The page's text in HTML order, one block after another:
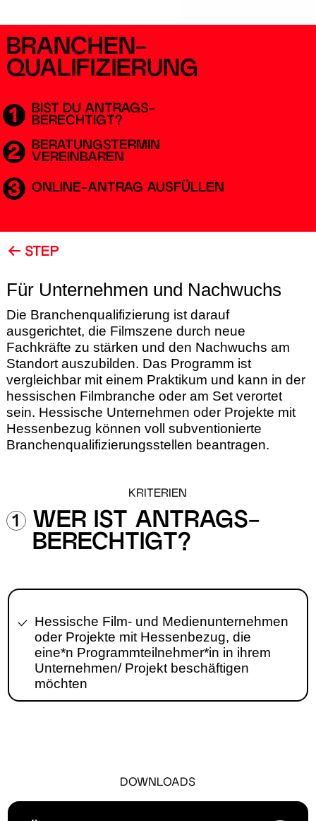
BRANCHEN­
QUALIFIZIERUNG
BIST DU ANTRAGS-
BERECHTIGT?
BERATUNGSTERMIN
VEREINBAREN
ONLINE-ANTRAG AUSFÜLLEN
STEP
Für Unternehmen und Nachwuchs
Die Branchenqualifizierung ist darauf
ausgerichtet, die Filmszene durch neue
Fachkräfte zu stärken und den Nachwuchs am
Standort auszubilden. Das Programm ist
vergleichbar mit einem Praktikum und kann in der
hessischen Filmbranche oder am Set verortet
sein. Hessische Unternehmen oder Projekte mit
Hessenbezug können voll subventionierte
Branchenqualifizierungsstellen beantragen.
KRITERIEN
WER IST ANTRAGS-
BERECHTIGT?
Hessische Film- und Medienunter­nehmen
oder Projekte mit Hessenbezug, die
eine*n Programm­teilnehmer*in in ihrem
Unter­nehmen/ Projekt beschäftigen
möchten
DOWNLOADS